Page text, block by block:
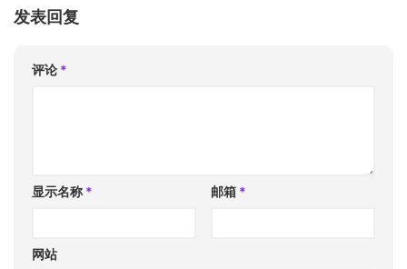
发表回复
评论 *
显示名称 * 邮箱 *
网站